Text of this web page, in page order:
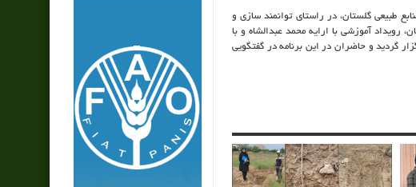
طبیعی گلستان، در راستای توانمند سازی و
آموزشی با ارایه محمد عبدالشاه و با
گردید و حاضران در این برنامه در گفتگویی